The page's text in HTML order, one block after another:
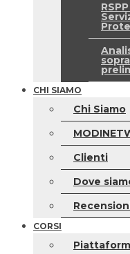
CHI SIAMO
Chi Siamo
Clienti
Dove
CORSI